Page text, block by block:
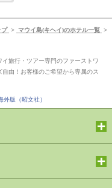
プ > マウイ島(キヘイ)のホテル一覧 >
旅行・ツアー専門のファーストワ
由！お客様のご希望から専属のス
版（昭文社）